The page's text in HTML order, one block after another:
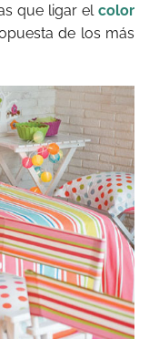
que ligar el color
de los más